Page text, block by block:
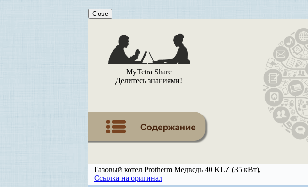
Close
MyTetra Share
Делитесь знаниями!
Газовый котел Protherm Медведь 40 KLZ (35 кВт),
Ссылка на оригинал